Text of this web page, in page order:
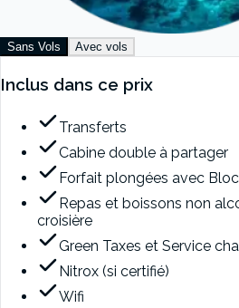
Sans Vols Avec vols
Inclus dans ce prix
Transferts
Cabine double à partager
Forfait plongées avec
Repas et boissons non
croisière
Green Taxes et Service
Nitrox (si certifié)
Wifi